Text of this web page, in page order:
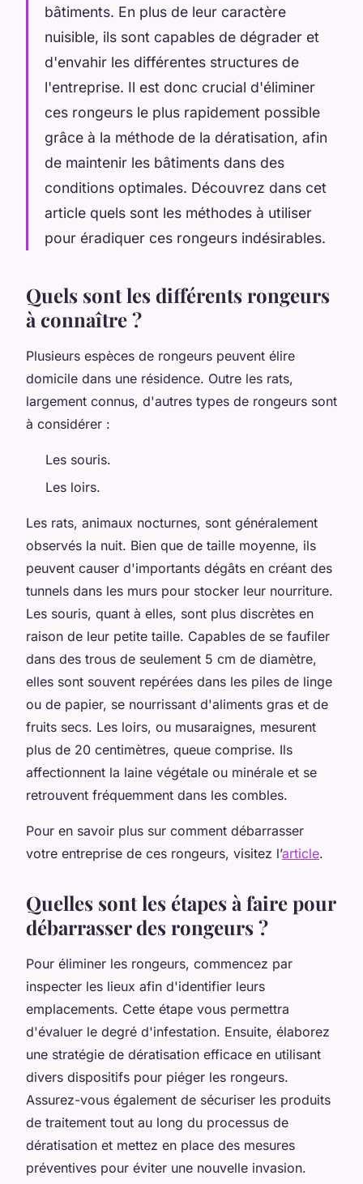
bâtiments. En plus de leur caractère
nuisible, ils sont capables de dégrader et
d'envahir les différentes structures de
l'entreprise. Il est donc crucial d'éliminer
ces rongeurs le plus rapidement possible
grâce à la méthode de la dératisation, afin
de maintenir les bâtiments dans des
conditions optimales. Découvrez dans cet
article quels sont les méthodes à utiliser
pour éradiquer ces rongeurs indésirables.
Quels sont les différents rongeurs
à connaître ?
Plusieurs espèces de rongeurs peuvent élire
domicile dans une résidence. Outre les rats,
largement connus, d'autres types de rongeurs sont
à considérer :
Les souris.
Les loirs.
Les rats, animaux nocturnes, sont généralement
observés la nuit. Bien que de taille moyenne, ils
peuvent causer d'importants dégâts en créant des
tunnels dans les murs pour stocker leur nourriture.
Les souris, quant à elles, sont plus discrètes en
raison de leur petite taille. Capables de se faufiler
dans des trous de seulement 5 cm de diamètre,
elles sont souvent repérées dans les piles de linge
ou de papier, se nourrissant d'aliments gras et de
fruits secs. Les loirs, ou musaraignes, mesurent
plus de 20 centimètres, queue comprise. Ils
affectionnent la laine végétale ou minérale et se
retrouvent fréquemment dans les combles.
Pour en savoir plus sur comment débarrasser
votre entreprise de ces rongeurs, visitez l’article.
Quelles sont les étapes à faire pour
débarrasser des rongeurs ?
Pour éliminer les rongeurs, commencez par
inspecter les lieux afin d'identifier leurs
emplacements. Cette étape vous permettra
d'évaluer le degré d'infestation. Ensuite, élaborez
une stratégie de dératisation efficace en utilisant
divers dispositifs pour piéger les rongeurs.
Assurez-vous également de sécuriser les produits
de traitement tout au long du processus de
dératisation et mettez en place des mesures
préventives pour éviter une nouvelle invasion.